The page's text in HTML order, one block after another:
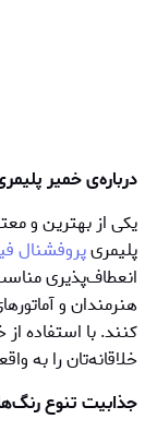
درباره‌ی خمیر
یکی از بهترین و
پلیمریپروفشنال
انعطاف‌پذیری
هنرمندان و
کنند. با استفاده
خلاقانه‌تان را به
جذابیت تنوع